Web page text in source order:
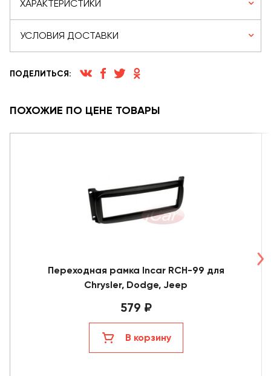
ХАРАКТЕРИСТИКИ
УСЛОВИЯ ДОСТАВКИ
ПОДЕЛИТЬСЯ:
ПОХОЖИЕ ПО ЦЕНЕ ТОВАРЫ
Переходная рамка Incar RCH-99 для
Chrysler, Dodge, Jeep
579 ₽
В корзину